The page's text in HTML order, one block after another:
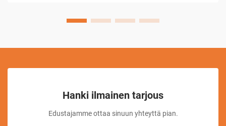
Hanki ilmainen tarjous
Edustajamme ottaa sinuun yhteyttä pian.